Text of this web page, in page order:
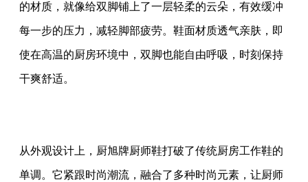
的材质，就像给双脚铺上了一层轻柔的云朵，有效缓冲
每一步的压力，减轻脚部疲劳。鞋面材质透气亲肤，即
使在高温的厨房环境中，双脚也能自由呼吸，时刻保持
干爽舒适。
从外观设计上，厨旭牌厨师鞋打破了传统厨房工作鞋的
单调。它紧跟时尚潮流，融合了多种时尚元素，让厨师